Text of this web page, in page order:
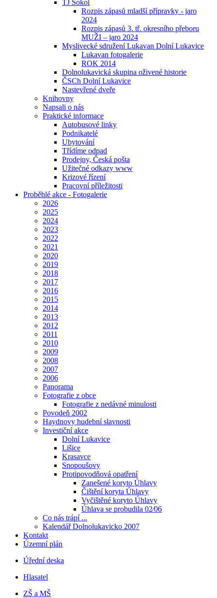
TJ Sokol
Rozpis zápasů mladší přípravky - jaro
2024
Rozpis zápasů 3. tř. okresního přeboru
MUŽI – jaro 2024
Myslivecké sdružení Lukavan Dolní Lukavice
Lukavan fotogalerie
ROK 2014
Dolnolukavická skupina oživené historie
ČSCh Dolní Lukavice
Nastevřené dveře
Knihovny
Napsali o nás
Praktické informace
Autobusové linky
Podnikatelé
Ubytování
Třídíme odpad
Prodejny, Česká pošta
Užitečné odkazy www
Krizové řízení
Pracovní příležitosti
Proběhlé akce - Fotogalerie
2026
2025
2024
2023
2022
2021
2020
2019
2018
2017
2016
2015
2014
2013
2012
2011
2010
2009
2008
2007
2006
Panorama
Fotografie z obce
Fotografie z nedávné minulosti
Povodeň 2002
Haydnovy hudební slavnosti
Investiční akce
Dolní Lukavice
Lišice
Krasavce
Snopoušovy
Protipovodňová opatření
Zanešené koryto Úhlavy
Čištění koryta Úhlavy
Vyčištěné koryto Úhlavy
Úhlava se probudila 02⁄06
Co nás trápí ...
Kalendář Dolnolukavicko 2007
Kontakt
Územní plán
Úřední deska
Hlasatel
ZŠ a MŠ